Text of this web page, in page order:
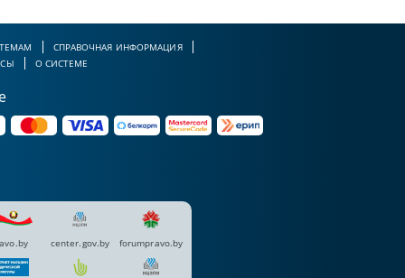
СПРАВОЧНАЯ ИНФОРМАЦИЯ
О СИСТЕМЕ
center.gov.by forumpravo.by